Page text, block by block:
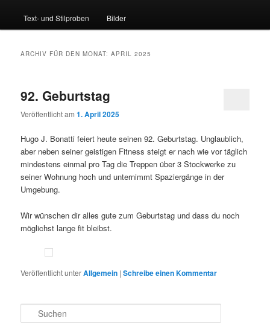
Text- und Stilproben Bilder
ARCHIV FÜR DEN MONAT:APRIL 2025
92. Geburtstag
Veröffentlicht am1. April 2025
Hugo J. Bonatti feiert heute seinen 92. Geburtstag. Unglaublich,
aber neben seiner geistigen Fitness steigt er nach wie vor täglich
mindestens einmal pro Tag die Treppen über 3 Stockwerke zu
seiner Wohnung hoch und unternimmt Spaziergänge in der
Umgebung.
Wir wünschen dir alles gute zum Geburtstag und dass du noch
möglichst lange fit bleibst.
Veröffentlicht unterAllgemein |Schreibe einen Kommentar
u